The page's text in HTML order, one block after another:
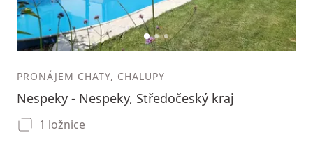
12 3
PRONÁJEM CHATY, CHALUPY
Nespeky - Nespeky, Středočeský kraj
1 ložnice